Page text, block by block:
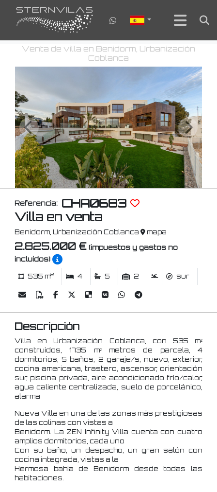
Venta de villa en Benidorm, Urbanización
Coblanca
Referencia: CHA0683
Villa en venta
Benidorm, Urbanización Coblanca mapa
2.825.000 € (impuestos y gastos no
incluídos)
535 m2 4 5 2 sur
Descripción
Villa en Urbanización Coblanca, con 535 m²
construidos, 1735 m² metros de parcela, 4
dormitorios, 5 baños, 2 garaje/s, nuevo, exterior,
cocina americana, trastero, ascensor, orientación
sur, piscina privada, aire acondicionado frío/calor,
agua caliente centralizada, suelo de porcelánico,
alarma
Nueva Villa en una de las zonas más prestigiosas
de las colinas con vistas a
Benidorm. La ZEN Infinity Villa cuenta con cuatro
amplios dormitorios, cada uno
Con su baño, un despacho, un gran salón con
cocina integrada, vistas a la
Hermosa bahía de Benidorm desde todas las
habitaciones.